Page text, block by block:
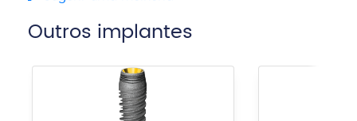
Outros implantes